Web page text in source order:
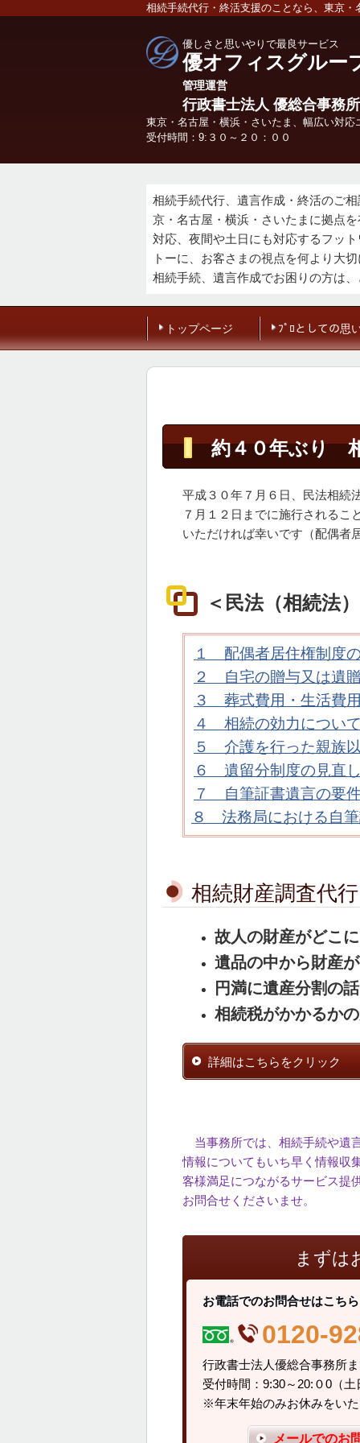
相続手続代行・終活支援のことなら、東京
優しさと思いやりで最良サービス
優オフィスグルー
管理運営
行政書士法人 優総合事務所
東京・名古屋・横浜・さいたま、幅広い対
受付時間：9:３０～２０：００
相続手続代行、遺言作成・終活のご
京・名古屋・横浜・さいたまに拠点
対応、夜間や土日にも対応するフッ
トーに、お客さまの視点を何より大
相続手続、遺言作成でお困りの方は
トップページ ﾌﾟﾛとしての思
約４０年ぶり
平成３０年７月６日、民法相続
７月１２日までに施行されるこ
いただければ幸いです（配偶者
＜民法（相続法
１ 配偶者居住権制度
２ 自宅の贈与又は遺
３ 葬式費用・生活費
４ 相続の効力につい
５ 介護を行った親族
６ 遺留分制度の見直
７ 自筆証書遺言の要
８ 法務局における自
相続財産調査代行
故人の財産がどこ
遺品の中から財産
円満に遺産分割の
相続税がかかるか
詳細はこちらをクリック
当事務所では、相続手続や遺
情報についてもいち早く情報収
客様満足につながるサービス提
お問合せくださいませ。
まずは
お電話でのお問合せはこちら
0120-
行政書士法人優
受付時間：9:30～20:０0（
※年末年始のみお休みをい
メールでのお